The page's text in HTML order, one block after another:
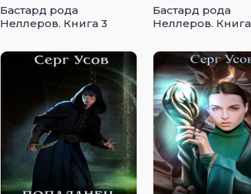
Бастард рода
Неллеров. Книга 3
Бастард рода
Неллеров.